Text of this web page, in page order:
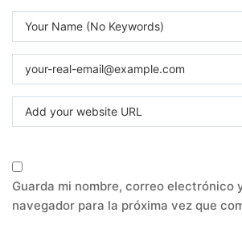
Guarda mi nombre, correo electrónico
navegador para la próxima vez que